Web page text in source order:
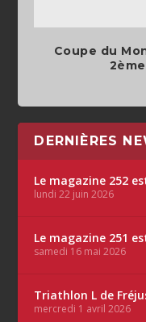
Coupe du
DERNIÈRES
Le magazine 252
lundi 22 juin 2026
Le magazine 251
samedi 16 mai 2026
Triathlon L de
mercredi 1 avril 2026